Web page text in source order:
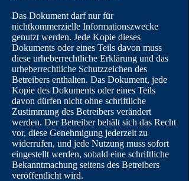
Das Dokument darf nur für
nichtkommerzielle Informationszwecke
genutzt werden. Jede Kopie dieses
Dokuments oder eines Teils davon muss
diese urheberrechtliche Erklärung und das
urheberrechtliche Schutzzeichen des
Betreibers enthalten. Das Dokument, jede
Kopie des Dokuments oder eines Teils
davon dürfen nicht ohne schriftliche
Zustimmung des Betreibers verändert
werden. Der Betreiber behält sich das Recht
vor, diese Genehmigung jederzeit zu
widerrufen, und jede Nutzung muss sofort
eingestellt werden, sobald eine schriftliche
Bekanntmachung seitens des Betreibers
veröffentlicht wird.